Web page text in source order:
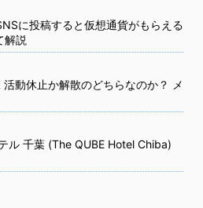
に投稿すると仮想通貨がもらえる
解説
活動休止か解散のどちらなのか？ メ
ル 千葉 (The QUBE Hotel Chiba)